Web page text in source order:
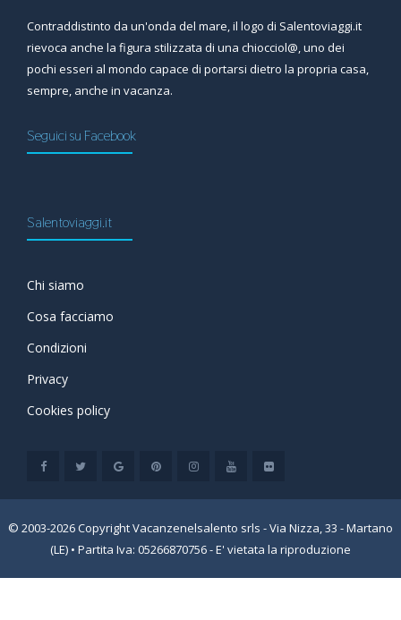
Contraddistinto da un'onda del mare, il logo di Salentoviaggi.it
rievoca anche la figura stilizzata di una chiocciol@, uno dei
pochi esseri al mondo capace di portarsi dietro la propria casa,
sempre, anche in vacanza.
Seguici su Facebook
Salentoviaggi.it
Chi siamo
Cosa facciamo
Condizioni
Privacy
Cookies policy
© 2003-2026 Copyright Vacanzenelsalento srls - Via Nizza, 33 - Martano
(LE) • Partita Iva: 05266870756 - E' vietata la riproduzione